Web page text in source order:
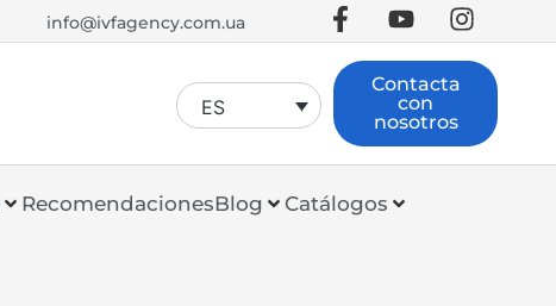
info@ivfagency.com.ua
ES
Contacta
con
nosotros
RecomendacionesBlog Catálogos